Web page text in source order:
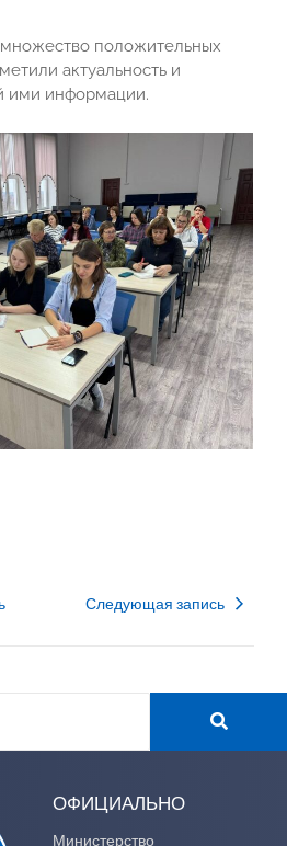
положительных
актуальность и
ими информации.
Следующая запись
ОФИЦИАЛЬНО
Министерство